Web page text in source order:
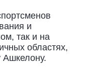
и
так и на
областях,
Ашкелону.